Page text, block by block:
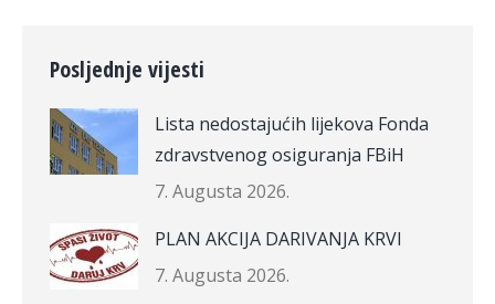
Posljednje vijesti
Lista nedostajućih lijekova Fonda
zdravstvenog osiguranja FBiH
7. Augusta 2026.
PLAN AKCIJA DARIVANJA KRVI
7. Augusta 2026.